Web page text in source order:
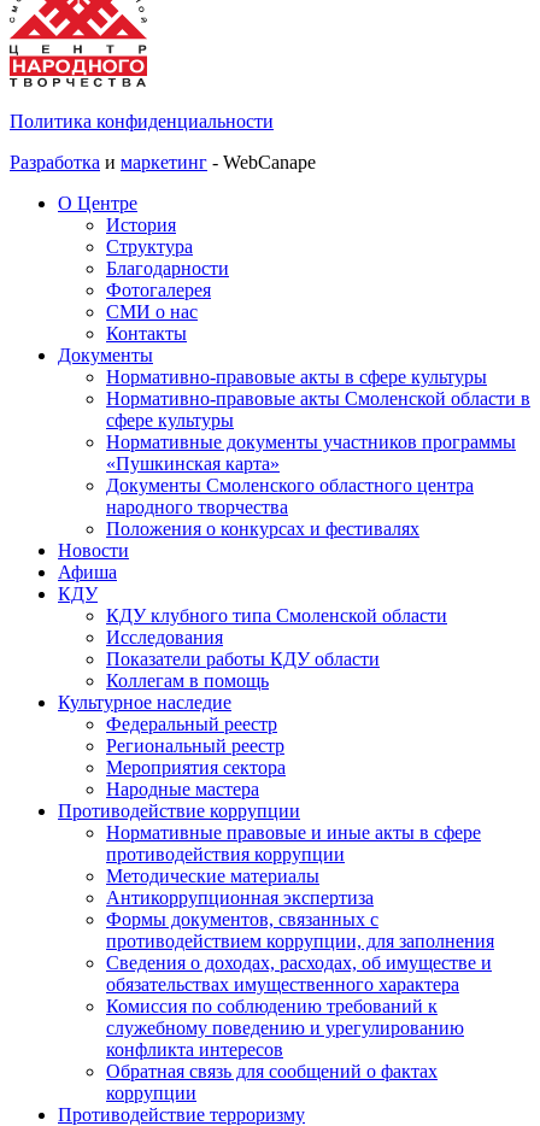
Политика конфиденциальности
Разработка и маркетинг - WebCanape
О Центре
История
Структура
Благодарности
Фотогалерея
СМИ о нас
Контакты
Документы
Нормативно-правовые акты в сфере культуры
Нормативно-правовые акты Смоленской области в
сфере культуры
Нормативные документы участников программы
«Пушкинская карта»
Документы Смоленского областного центра
народного творчества
Положения о конкурсах и фестивалях
Новости
Афиша
КДУ
КДУ клубного типа Смоленской области
Исследования
Показатели работы КДУ области
Коллегам в помощь
Культурное наследие
Федеральный реестр
Региональный реестр
Мероприятия сектора
Народные мастера
Противодействие коррупции
Нормативные правовые и иные акты в сфере
противодействия коррупции
Методические материалы
Антикоррупционная экспертиза
Формы документов, связанных с
противодействием коррупции, для заполнения
Сведения о доходах, расходах, об имуществе и
обязательствах имущественного характера
Комиссия по соблюдению требований к
служебному поведению и урегулированию
конфликта интересов
Обратная связь для сообщений о фактах
коррупции
Противодействие терроризму